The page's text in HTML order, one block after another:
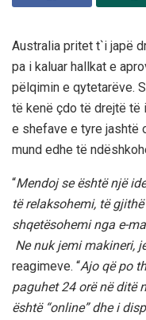
Australia pritet t`i japë
pa i kaluar hallkat e
pëlqimin e qytetarëve.
të kenë çdo të drejtë të
e shefave e tyre jashtë
mund edhe të
“Mendoj se është një
të relaksohemi, të
shqetësohemi nga e-
Ne nuk jemi makineri,
reagimeve. “Ajo që po
paguhet 24 orë në ditë
është “online” dhe i